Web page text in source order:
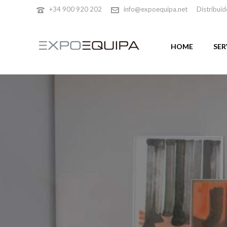
+34 900 920 202 info@expoequipa.net
HOME